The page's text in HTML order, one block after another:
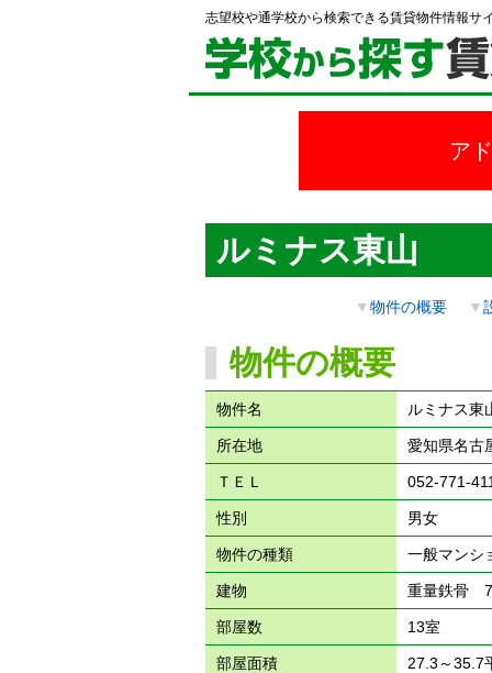
志望校や通学校から検索できる賃貸物件情報サ
ア
ルミナス東山
▼物件の概要 ▼
物件の概要
物件名 ルミナス東
所在地 愛知県名古
ＴＥＬ 052-771-
性別 男女
物件の種類 一般マンシ
建物 重量鉄骨
部屋数 13室
部屋面積 27.3～35.7